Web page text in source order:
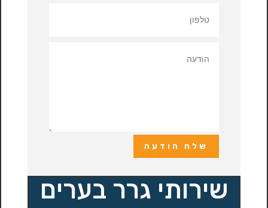
שלח הודעה
שירותי גרר בערים